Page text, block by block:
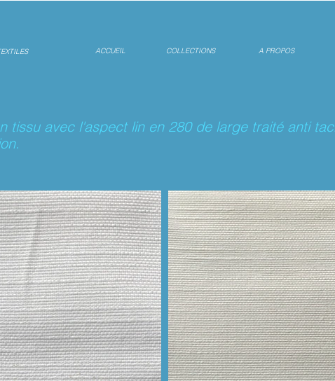
ACCUEIL COLLECTIONS A PROPOS
tissu avec l'aspect lin en 280 de large traité anti